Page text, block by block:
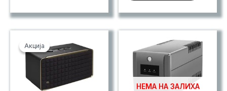
Акција
Акција
НЕМА НА ЗАЛИХА